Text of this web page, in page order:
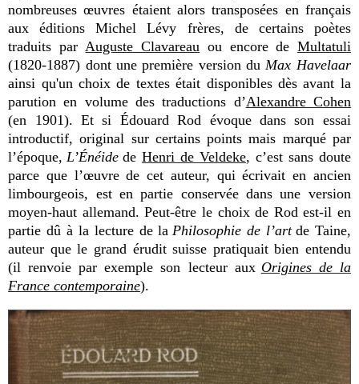
nombreuses œuvres étaient alors transposées en français
aux éditions Michel Lévy frères, de certains poètes
traduits par Auguste Clavareau ou encore de Multatuli
(1820-1887) dont une première version du Max Havelaar
ainsi qu'un choix de textes était disponibles dès avant la
parution en volume des traductions d’Alexandre Cohen
(en 1901). Et si Édouard Rod évoque dans son essai
introductif, original sur certains points mais marqué par
l’époque, L’Énéide deHenri de Veldeke, c’est sans doute
parce que l’œuvre de cet auteur, qui écrivait en ancien
limbourgeois, est en partie conservée dans une version
moyen-haut allemand. Peut-être le choix de Rod est-il en
partie dû à la lecture de la Philosophie de l’art de Taine,
auteur que le grand érudit suisse pratiquait bien entendu
(il renvoie par exemple son lecteur aux Origines de la
France contemporaine).